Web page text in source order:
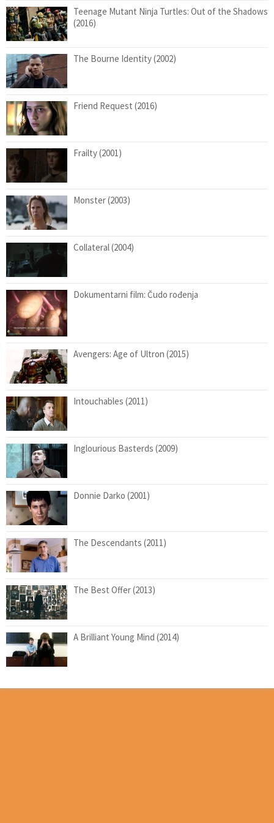
Teenage Mutant Ninja Turtles: Out of the Shadows
(2016)
The Bourne Identity (2002)
Friend Request (2016)
Frailty (2001)
Monster (2003)
Collateral (2004)
Dokumentarni film: Čudo rođenja
Avengers: Age of Ultron (2015)
Intouchables (2011)
Inglourious Basterds (2009)
Donnie Darko (2001)
The Descendants (2011)
The Best Offer (2013)
A Brilliant Young Mind (2014)